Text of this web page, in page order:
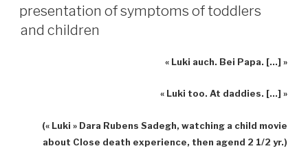
presentation of symptoms of toddlers
and children
« Luki auch. Bei Papa. […] »
« Luki too. At daddies. […] »
(« Luki » Dara Rubens Sadegh, watching a child movie
about Close death experience, then agend 2 1/2 yr.)